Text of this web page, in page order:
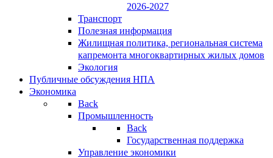
2026-2027
Транспорт
Полезная информация
Жилищная политика, региональная система
капремонта многоквартирных жилых домов
Экология
Публичные обсуждения НПА
Экономика
Back
Промышленность
Back
Государственная поддержка
Управление экономики